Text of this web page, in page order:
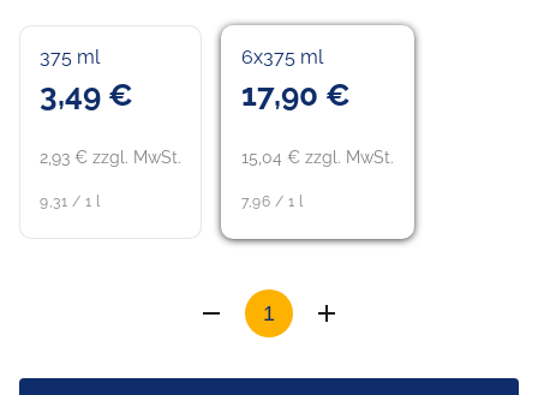
375 ml
3,49 €
2,93 € zzgl. MwSt.
9,31 / 1 l
6x375 ml
17,90 €
15,04 € zzgl. MwSt.
7,96 / 1 l